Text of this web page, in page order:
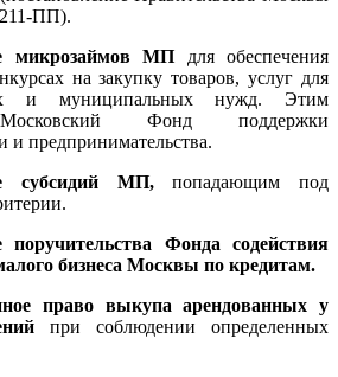
ПП).
микрозаймов МП для обеспечения
на закупку товаров, услуг для
и муниципальных нужд. Этим
Фонд поддержки
предпринимательства.
субсидий МП,попадающим под
поручительства
Фонда содействия
бизнеса Москвы по кредитам.
право выкупа арендованных у
при соблюдении определенных